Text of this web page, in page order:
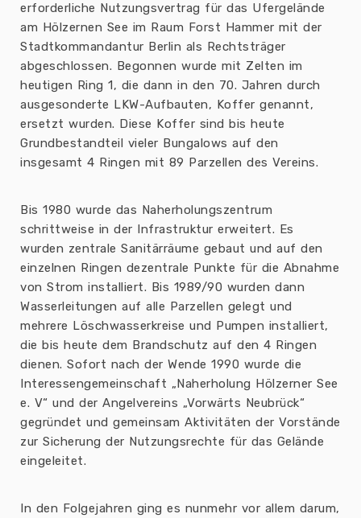
erforderliche Nutzungsvertrag für das Ufergelände
am Hölzernen See im Raum Forst Hammer mit der
Stadtkommandantur Berlin als Rechtsträger
abgeschlossen. Begonnen wurde mit Zelten im
heutigen Ring 1, die dann in den 70. Jahren durch
ausgesonderte LKW-Aufbauten, Koffer genannt,
ersetzt wurden. Diese Koffer sind bis heute
Grundbestandteil vieler Bungalows auf den
insgesamt 4 Ringen mit 89 Parzellen des Vereins.
Bis 1980 wurde das Naherholungszentrum
schrittweise in der Infrastruktur erweitert. Es
wurden zentrale Sanitärräume gebaut und auf den
einzelnen Ringen dezentrale Punkte für die Abnahme
von Strom installiert. Bis 1989/90 wurden dann
Wasserleitungen auf alle Parzellen gelegt und
mehrere Löschwasserkreise und Pumpen installiert,
die bis heute dem Brandschutz auf den 4 Ringen
dienen. Sofort nach der Wende 1990 wurde die
Interessengemeinschaft „Naherholung Hölzerner See
e. V“ und der Angelvereins „Vorwärts Neubrück“
gegründet und gemeinsam Aktivitäten der Vorstände
zur Sicherung der Nutzungsrechte für das Gelände
eingeleitet.
In den Folgejahren ging es nunmehr vor allem darum,